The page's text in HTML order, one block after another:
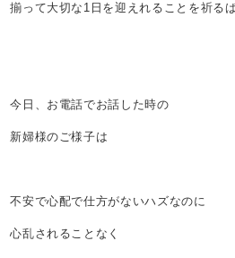
揃って大切な1日を迎えれることを祈る
今日、お電話でお話した時の
新婦様のご様子は
不安で心配で仕方がないハズなのに
心乱されることなく